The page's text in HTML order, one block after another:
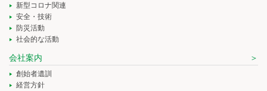
新型コロナ関連
安全・技術
防災活動
社会的な活動
会社案内
創始者遺訓
経営方針